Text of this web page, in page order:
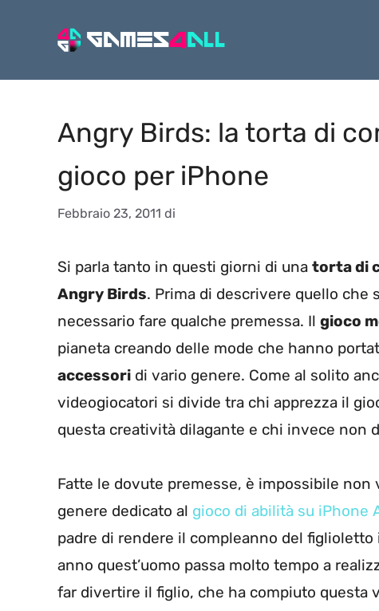
Angry Birds: la torta di
gioco per iPhone
Febbraio 23, 2011 di
Si parla tanto in questi giorni di una torta di
Angry Birds. Prima di descrivere quello che
necessario fare qualche premessa. Il gioco
pianeta creando delle mode che hanno
accessori di vario genere. Come al solito
videogiocatori si divide tra chi apprezza il
questa creatività dilagante e chi invece non
Fatte le dovute premesse, è impossibile
genere dedicato al gioco di abilità su iPhone
padre di rendere il compleanno del
anno quest’uomo passa molto tempo a
far divertire il figlio, che ha compiuto questa